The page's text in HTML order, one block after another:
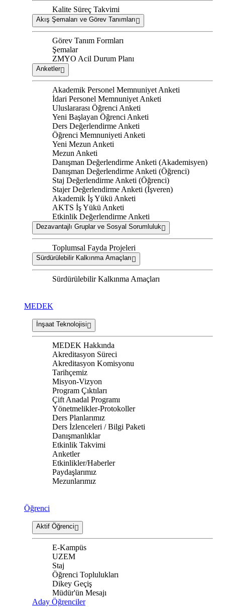
Kalite Süreç Takvimi
Akış Şemaları ve Görev Tanımları
Görev Tanım Formları
Şemalar
ZMYO Acil Durum Planı
Anketler
Akademik Personel Memnuniyet Anketi
İdari Personel Memnuniyet Anketi
Uluslararası Öğrenci Anketi
Yeni Başlayan Öğrenci Anketi
Ders Değerlendirme Anketi
Öğrenci Memnuniyeti Anketi
Yeni Mezun Anketi
Mezun Anketi
Danışman Değerlendirme Anketi (Akademisyen)
Danışman Değerlendirme Anketi (Öğrenci)
Staj Değerlendirme Anketi (Öğrenci)
Stajer Değerlendirme Anketi (İşveren)
Akademik İş Yükü Anketi
AKTS İş Yükü Anketi
Etkinlik Değerlendirme Anketi
Dezavantajlı Gruplar ve Sosyal Sorumluluk
Toplumsal Fayda Projeleri
Sürdürülebilir Kalkınma Amaçları
Sürdürülebilir Kalkınma Amaçları
MEDEK
İnşaat Teknolojisi
MEDEK Hakkında
Akreditasyon Süreci
Akreditasyon Komisyonu
Tarihçemiz
Misyon-Vizyon
Program Çıktıları
Çift Anadal Programı
Yönetmelikler-Protokoller
Ders Planlarımız
Ders İzlenceleri / Bilgi Paketi
Danışmanlıklar
Etkinlik Takvimi
Anketler
Etkinlikler/Haberler
Paydaşlarımız
Mezunlarımız
Öğrenci
Aktif Öğrenci
E-Kampüs
UZEM
Staj
Öğrenci Toplulukları
Dikey Geçiş
Müdür'ün Mesajı
Aday Öğrenciler